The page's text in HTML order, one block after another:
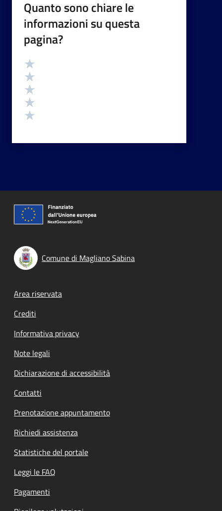
Quanto sono chiare le
informazioni su questa
pagina?
Valutazione
Comune di Magliano Sabina
Footer menu
Area riservata
Crediti
Informativa privacy
Note legali
Dichiarazione di accessibilità
Contatti
Prenotazione appuntamento
Richiedi assistenza
Statistiche del portale
Leggi le FAQ
Pagamenti